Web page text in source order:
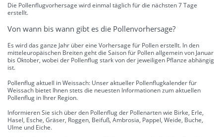
Die Pollenflugvorhersage wird einmal täglich für die nächsten 7 Tage
erstellt.
Von wann bis wann gibt es die Pollenvorhersage?
Es wird das ganze Jahr über eine Vorhersage für Pollen erstellt. In den
mitteleuropäischen Breiten geht die Saison für Pollen allgemein von Januar
bis Oktober, wobei der Pollenflug stark von der jeweiligen Pflanze abhängig
ist.
Pollenflug aktuell in Weissach: Unser aktueller Pollenflugkalender für
Weissach bietet Ihnen stets die neuesten Informationen zum aktuellen
Pollenflug in Ihrer Region.
Informieren Sie sich über den Pollenflug der Pollenarten wie Birke, Erle,
Hasel, Esche, Gräser, Roggen, Beifuß, Ambrosia, Pappel, Weide, Buche,
Ulme und Eiche.